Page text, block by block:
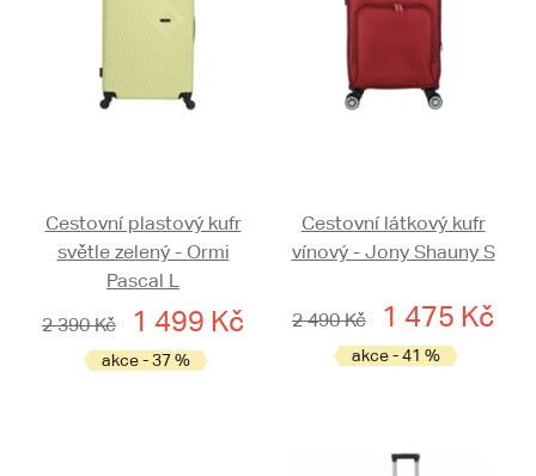
Cestovní plastový kufr
světle zelený - Ormi
Pascal L
2 390 Kč
1 499 Kč
akce - 37 %
Cestovní látkový kufr
vínový - Jony Shauny S
2 490 Kč 1 475 Kč
akce - 41 %